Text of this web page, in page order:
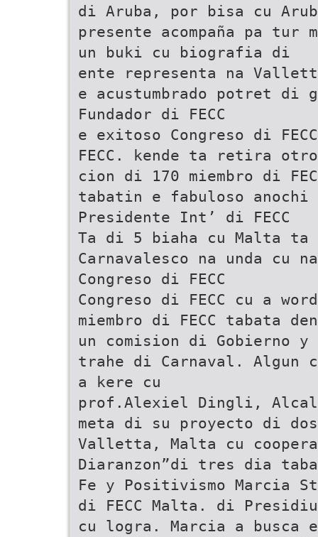
di Aruba, por bisa cu
presente acompaña pa tur
un buki cu biografia di
ente representa na
e acustumbrado potret di
Fundador di FECC
e exitoso Congreso di
FECC. kende ta retira otro
cion di 170 miembro di
tabatin e fabuloso anochi
Presidente Int’ di FECC
Ta di 5 biaha cu Malta
Carnavalesco na unda cu
Congreso di FECC
Congreso di FECC cu a
miembro di FECC tabata
un comision di Gobierno
trahe di Carnaval. Algun
a kere cu
prof.Alexiel Dingli,
meta di su proyecto di
Valletta, Malta cu
Diaranzon”di tres dia
Fe y Positivismo Marcia
di FECC Malta. di
cu logra. Marcia a busca